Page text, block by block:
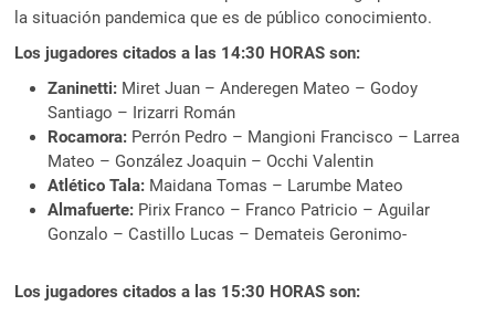
la situación pandemica que es de público conocimiento.
Los jugadores citados a las 14:30 HORAS son:
Zaninetti: Miret Juan – Anderegen Mateo – Godoy
Santiago – Irizarri Román
Rocamora: Perrón Pedro – Mangioni Francisco – Larrea
Mateo – González Joaquin – Occhi Valentin
Atlético Tala: Maidana Tomas – Larumbe Mateo
Almafuerte: Pirix Franco – Franco Patricio – Aguilar
Gonzalo – Castillo Lucas – Demateis Geronimo-
Los jugadores citados a las 15:30 HORAS son: